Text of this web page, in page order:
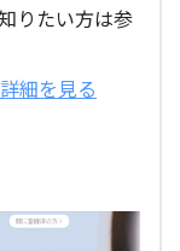
りたい方は参
細を見る